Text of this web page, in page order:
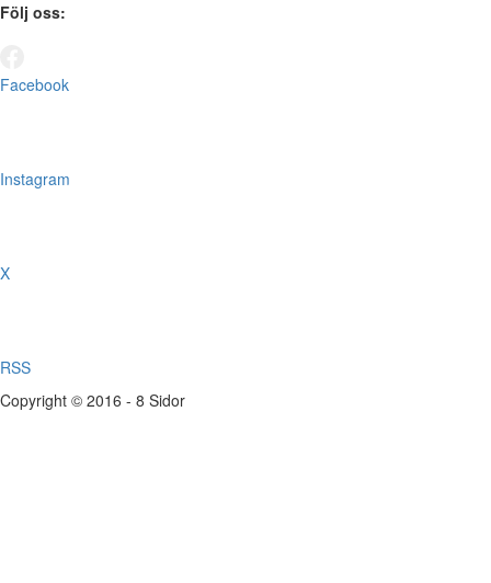
Följ oss:
Facebook
Instagram
X
RSS
Copyright © 2016 - 8 Sidor